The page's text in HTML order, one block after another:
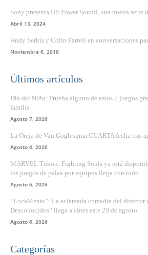
Sony presenta Ult Power Sound, una nueva serie
Abril 13, 2024
Andy Serkis y Colin Farrell en conversaciones
Noviembre 6, 2019
Últimos artículos
Día del Niño: Prueba alguno de estos 7 juegos
familia
Agosto 7, 2026
La Oreja de Van Gogh suma CUARTA fecha tras
Agosto 6, 2026
MARVEL Tōkon: Fighting Souls ya está
los juegos de pelea por equipos llega con todo
Agosto 6, 2026
“LocaMente”: La aclamada comedia del director
Desconocidos” llega a cines este 20 de agosto
Agosto 6, 2026
Categorías